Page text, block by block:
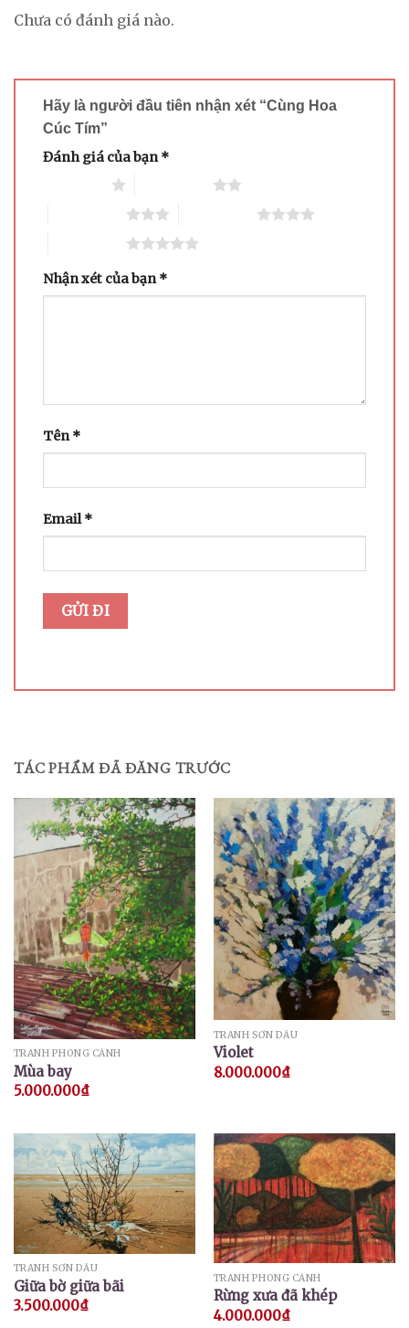
Chưa có đánh giá nào.
Hãy là người đầu tiên nhận xét “Cùng Hoa
Cúc Tím”
Đánh giá của bạn*
Nhận xét của bạn*
Tên*
Email*
TÁC PHẨM ĐÃ ĐĂNG TRƯỚC
TRANH PHONG CẢNH
Mùa bay
5.000.000₫
TRANH SƠN DẦU
Violet
8.000.000₫
TRANH SƠN DẦU
Giữa bờ giữa bãi
3.500.000₫
TRANH PHONG CẢNH
Rừng xưa đã khép
4.000.000₫